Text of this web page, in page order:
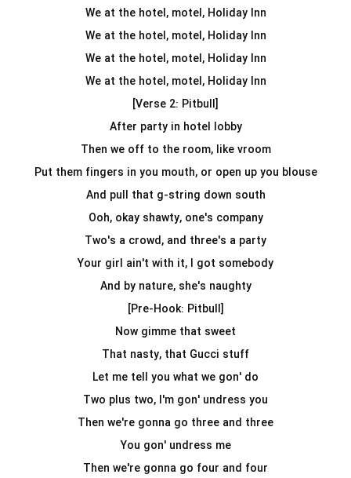
We at the hotel, motel, Holiday Inn
We at the hotel, motel, Holiday Inn
We at the hotel, motel, Holiday Inn
We at the hotel, motel, Holiday Inn
[Verse 2: Pitbull]
After party in hotel lobby
Then we off to the room, like vroom
Put them fingers in you mouth, or open up you blouse
And pull that g-string down south
Ooh, okay shawty, one's company
Two's a crowd, and three's a party
Your girl ain't with it, I got somebody
And by nature, she's naughty
[Pre-Hook: Pitbull]
Now gimme that sweet
That nasty, that Gucci stuff
Let me tell you what we gon' do
Two plus two, I'm gon' undress you
Then we're gonna go three and three
You gon' undress me
Then we're gonna go four and four